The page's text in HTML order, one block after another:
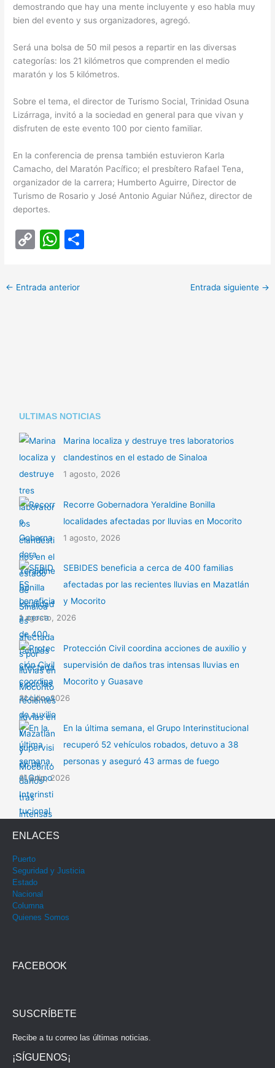
demostrando que hay una mente incluyente y eso habla muy
bien del evento y sus organizadores, agregó.
Será una bolsa de 50 mil pesos a repartir en las diversas
categorías: los 21 kilómetros que comprenden el medio
maratón y los 5 kilómetros.
Sobre el tema, el director de Turismo Social, Trinidad Osuna
Lizárraga, invitó a la sociedad en general para que vivan y
disfruten de este evento 100 por ciento familiar.
En la conferencia de prensa también estuvieron Karla
Camacho, del Maratón Pacífico; el presbítero Rafael Tena,
organizador de la carrera; Humberto Aguirre, Director de
Turismo de Rosario y José Antonio Aguiar Núñez, director de
deportes.
C
p
y
W
at
s
← Entrada anterior Entrada siguiente →
ULTIMAS NOTICIAS
Marina localiza y destruye tres laboratorios
clandestinos en el estado de Sinaloa
1 agosto, 2026
Recorre Gobernadora Yeraldine Bonilla
localidades afectadas por lluvias en Mocorito
1 agosto, 2026
SEBIDES beneficia a cerca de 400 familias
afectadas por las recientes lluvias en Mazatlán
y Mocorito
1 agosto, 2026
Protección Civil coordina acciones de auxilio y
supervisión de daños tras intensas lluvias en
Mocorito y Guasave
31 julio, 2026
En la última semana, el Grupo Interinstitucional
recuperó 52 vehículos robados, detuvo a 38
personas y aseguró 43 armas de fuego
31 julio, 2026
ENLACES
Puerto
Seguridad y Justicia
Estado
Nacional
Columna
Quienes Somos
FACEBOOK
SUSCRÍBETE
Recibe a tu correo las últimas noticias.
¡SÍGUENOS¡